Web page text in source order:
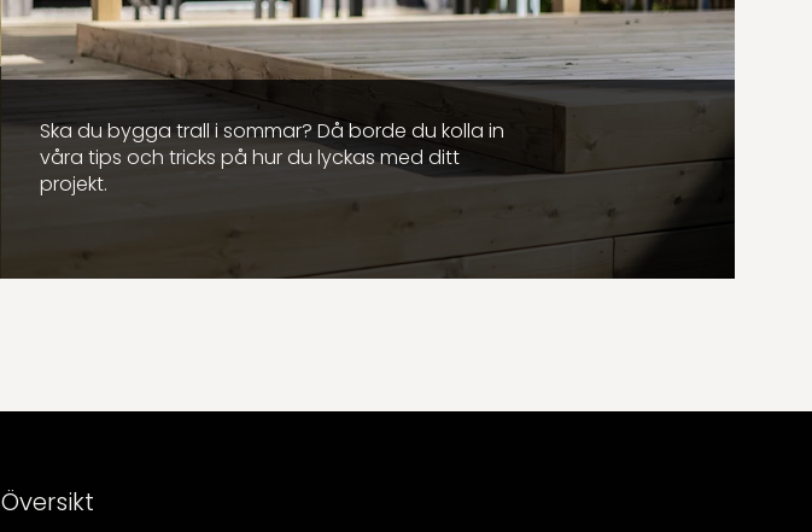
Ska du bygga trall i sommar? Då borde du kolla in
våra tips och tricks på hur du lyckas med ditt
projekt.
Översikt